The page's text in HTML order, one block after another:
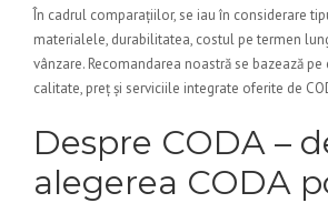
În cadrul comparațiilor, se iau în considerare
materialele, durabilitatea, costul pe termen
vânzare. Recomandarea noastră se bazează
calitate, preț și serviciile integrate oferite de
Despre CODA –
alegerea CODA